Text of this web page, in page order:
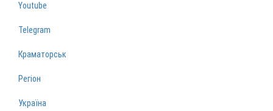
Youtube
Telegram
Краматорськ
Регіон
Україна